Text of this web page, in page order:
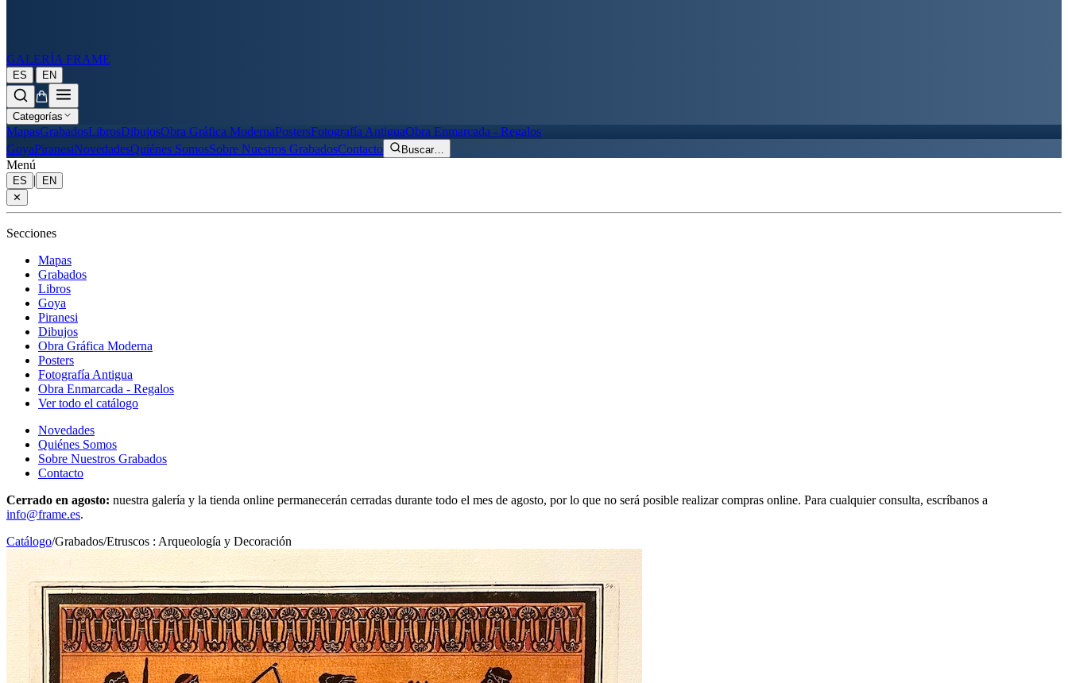
GALERÍA FRAME
ES | EN
Categorías
MapasGrabadosLibrosDibujosObra Gráfica ModernaPostersFotografía AntiguaObra Enmarcada - Regalos
GoyaPiranesiNovedadesQuiénes SomosSobre Nuestros GrabadosContacto Buscar…
Menú
ES |
EN
✕
Secciones
Mapas
Grabados
Libros
Goya
Piranesi
Dibujos
Obra Gráfica Moderna
Posters
Fotografía Antigua
Obra Enmarcada - Regalos
Ver todo el catálogo
Novedades
Quiénes Somos
Sobre Nuestros Grabados
Contacto
Cerrado en agosto: nuestra galería y la tienda online permanecerán cerradas durante todo el mes de agosto, por lo que no será posible realizar compras online. Para cualquier consulta, escríbanos a
info@frame.es.
Catálogo/Grabados/Etruscos : Arqueología y Decoración